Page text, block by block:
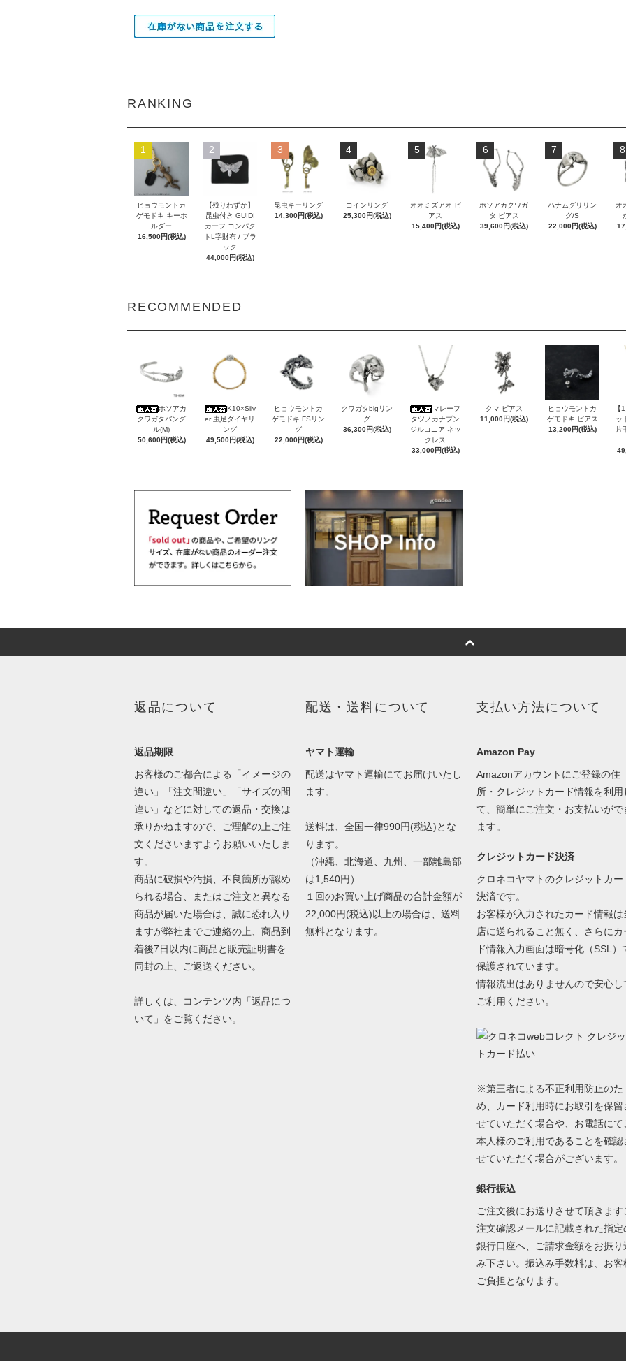
RANKING
1
ヒョウモントカ
ゲモドキ キーホ
ルダー
16,500円(税込)
2
【残りわずか】
昆虫付き GUIDI
カーフ コンパク
トL字財布 / ブラ
ック
44,000円(税込)
3
昆虫キーリング
14,300円(税込)
4
コインリング
25,300円(税込)
5
オオミズアオ ピ
アス
15,400円(税込)
6
ホソアカクワガ
タ ピアス
39,600円(税込)
7
ハナムグリリン
グ/S
22,000円(税込)
8
オ
RECOMMENDED
ホソアカ
クワガタバング
ル(M)
50,600円(税込)
K10×Silv
er 虫足ダイヤリ
ング
49,500円(税込)
ヒョウモントカ
ゲモドキ FSリン
グ
22,000円(税込)
クワガタbigリン
グ
36,300円(税込)
マレーフ
タツノカナブン
ジルコニア ネッ
クレス
33,000円(税込)
クマ ピアス
11,000円(税込)
ヒョウモントカ
ゲモドキ ピアス
13,200円(税込)
【
ッ
片
返品について
返品期限
お客様のご都合による「イメージの
違い」「注文間違い」「サイズの間
違い」などに対しての返品・交換は
承りかねますので、ご理解の上ご注
文くださいますようお願いいたしま
す。
商品に破損や汚損、不良箇所が認め
られる場合、またはご注文と異なる
商品が届いた場合は、誠に恐れ入り
ますが弊社までご連絡の上、商品到
着後7日以内に商品と販売証明書を
同封の上、ご返送ください。
詳しくは、コンテンツ内「返品につ
いて」をご覧ください。
配送・送料について
ヤマト運輸
配送はヤマト運輸にてお届けいたし
ます。
送料は、全国一律990円(税込)とな
ります。
（沖縄、北海道、九州、一部離島部
は1,540円）
１回のお買い上げ商品の合計金額が
22,000円(税込)以上の場合は、送料
無料となります。
支払い方法について
Amazon Pay
Amazonアカウントにご登録の住
所・クレジットカード情報を利用
て、簡単にご注文・お支払いがで
ます。
クレジットカード決済
クロネコヤマトのクレジットカー
決済です。
お客様が入力されたカード情報は
店に送られること無く、さらにカ
ド情報入力画面は暗号化（SSL）
保護されています。
情報流出はありませんので安心し
ご利用ください。
※第三者による不正利用防止のた
め、カード利用時にお取引を保留
せていただく場合や、お電話にて
本人様のご利用であることを確認
せていただく場合がございます。
銀行振込
ご注文後にお送りさせて頂きます
注文確認メールに記載された指定
銀行口座へ、ご請求金額をお振り
み下さい。振込み手数料は、お客
ご負担となります。